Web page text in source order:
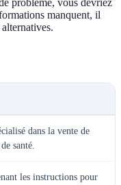
problème, vous devriez
manquent, il
dans la vente de
santé.
les instructions pour